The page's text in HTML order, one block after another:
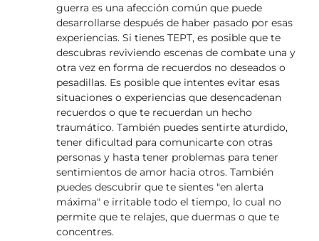
guerra es una afección común que puede
desarrollarse después de haber pasado por esas
experiencias. Si tienes TEPT, es posible que te
descubras reviviendo escenas de combate una y
otra vez en forma de recuerdos no deseados o
pesadillas. Es posible que intentes evitar esas
situaciones o experiencias que desencadenan
recuerdos o que te recuerdan un hecho
traumático. También puedes sentirte aturdido,
tener dificultad para comunicarte con otras
personas y hasta tener problemas para tener
sentimientos de amor hacia otros. También
puedes descubrir que te sientes "en alerta
máxima" e irritable todo el tiempo, lo cual no
permite que te relajes, que duermas o que te
concentres.